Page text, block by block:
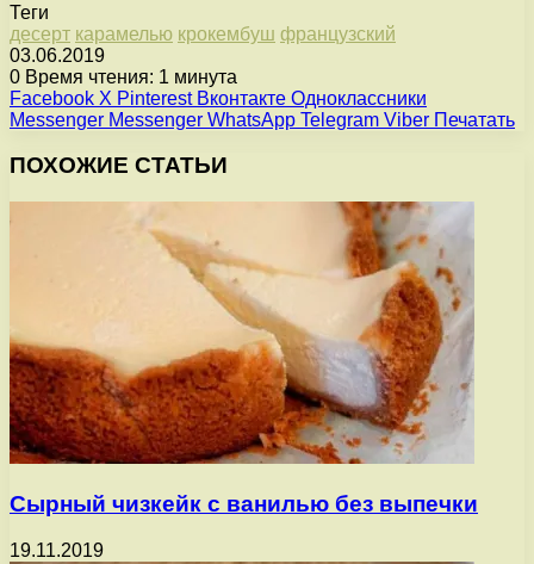
Теги
десерт карамелью крокембуш французский
03.06.2019
0 Время чтения: 1 минута
Facebook X Pinterest Вконтакте Одноклассники
Messenger Messenger WhatsApp Telegram Viber Печатать
ПОХОЖИЕ СТАТЬИ
Сырный чизкейк с ванилью без выпечки
19.11.2019